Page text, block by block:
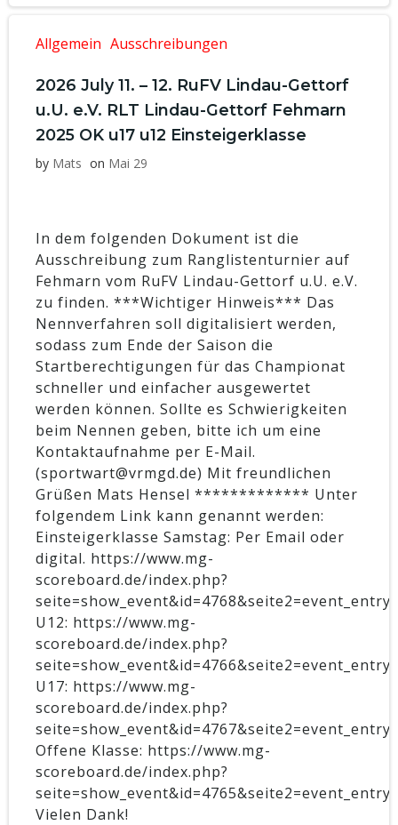
Allgemein Ausschreibungen
2026 July 11. – 12. RuFV Lindau-Gettorf
u.U. e.V. RLT Lindau-Gettorf Fehmarn
2025 OK u17 u12 Einsteigerklasse
by Mats on Mai 29
In dem folgenden Dokument ist die
Ausschreibung zum Ranglistenturnier auf
Fehmarn vom RuFV Lindau-Gettorf u.U. e.V.
zu finden. ***Wichtiger Hinweis*** Das
Nennverfahren soll digitalisiert werden,
sodass zum Ende der Saison die
Startberechtigungen für das Championat
schneller und einfacher ausgewertet
werden können. Sollte es Schwierigkeiten
beim Nennen geben, bitte ich um eine
Kontaktaufnahme per E-Mail.
(sportwart@vrmgd.de) Mit freundlichen
Grüßen Mats Hensel ************* Unter
folgendem Link kann genannt werden:
Einsteigerklasse Samstag: Per Email oder
digital. https://www.mg-
scoreboard.de/index.php?
U12: https://www.mg-
scoreboard.de/index.php?
U17: https://www.mg-
scoreboard.de/index.php?
Offene Klasse: https://www.mg-
scoreboard.de/index.php?
Vielen Dank!